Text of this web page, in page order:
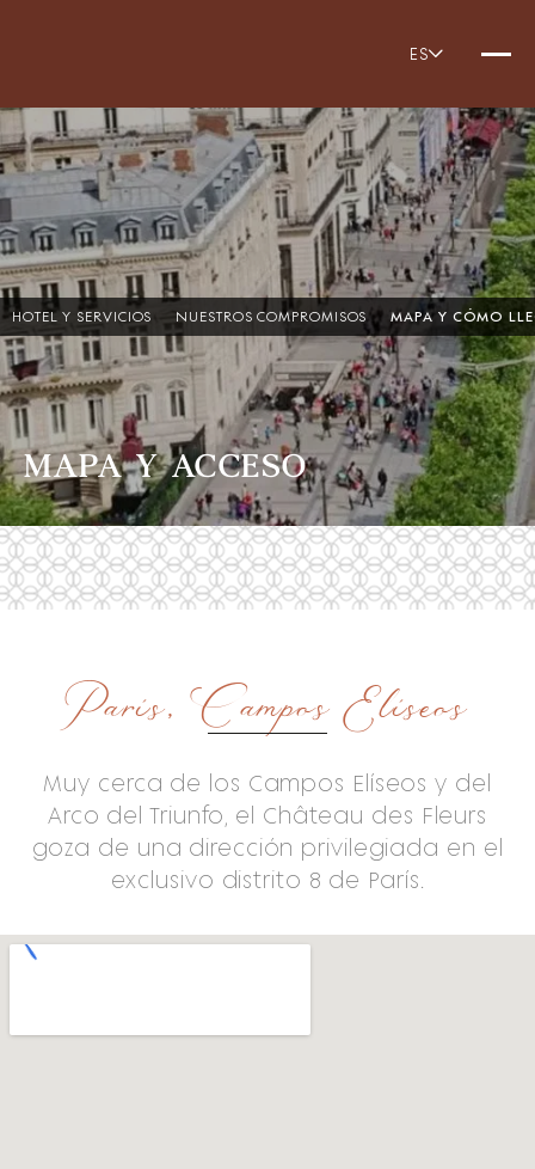
ES
MAPA Y ACCESO
HOTEL Y SERVICIOS NUESTROS COMPROMISOS MAPA Y CÓMO
París, Campos Elíseos
Muy cerca de los Campos Elíseos y del
Arco del Triunfo, el Château des Fleurs
goza de una dirección privilegiada en el
exclusivo distrito 8 de París.